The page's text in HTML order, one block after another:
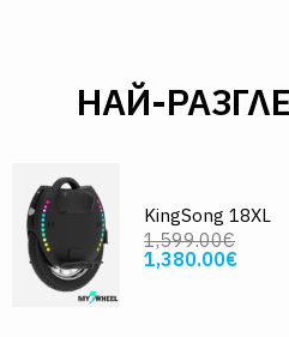
НАЙ-
KingSong 18XL
1,599.00€
1,380.00€